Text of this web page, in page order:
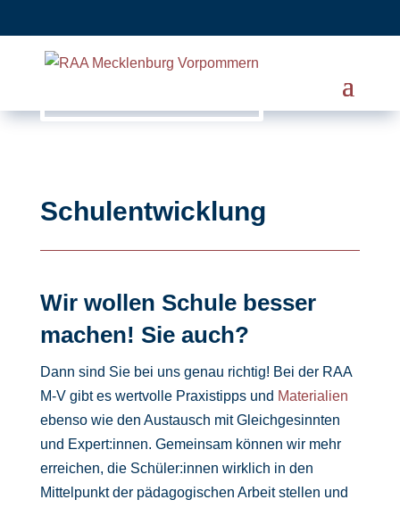
Schulentwicklung
Wir wollen Schule besser
machen! Sie auch?
Dann sind Sie bei uns genau richtig! Bei der RAA
M-V gibt es wertvolle Praxistipps und Materialien
ebenso wie den Austausch mit Gleichgesinnten
und Expert:innen. Gemeinsam können wir mehr
erreichen, die Schüler:innen wirklich in den
Mittelpunktder pädagogischen Arbeitstellen und